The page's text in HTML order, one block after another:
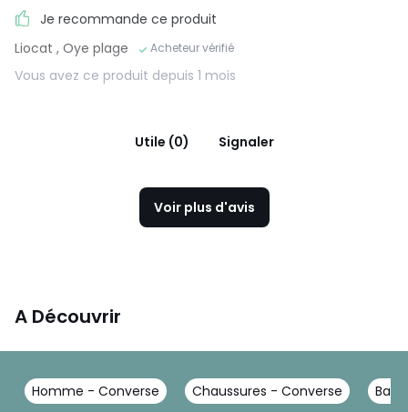
Je recommande ce produit
Liocat , Oye plage Acheteur vérifié
Vous avez ce produit depuis 1 mois
Utile (0) Signaler
Voir plus d'avis
A Découvrir
Homme - Converse Chaussures - Converse